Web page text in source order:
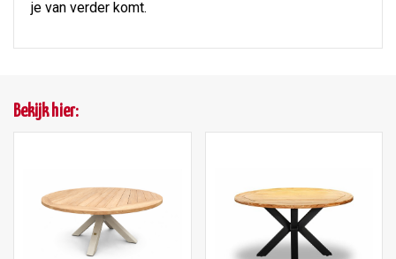
je van verder komt.
Bekijk hier: